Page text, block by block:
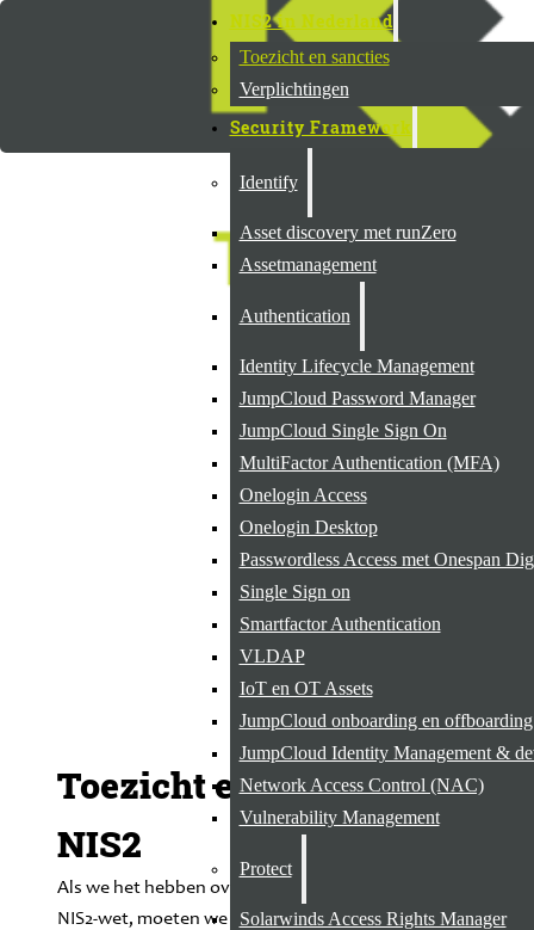
NIS2 in Nederland
Toezicht en sancties
Verplichtingen
Security Framework
Identify
Asset discovery met runZero
Assetmanagement
Authentication
Identity Lifecycle Management
JumpCloud Password Manager
JumpCloud Single Sign On
MultiFactor Authentication (MFA)
Onelogin Access
Onelogin Desktop
Passwordless Access met Onespan
Single Sign on
Smartfactor Authentication
VLDAP
IoT en OT Assets
JumpCloud onboarding en offboarding
JumpCloud Identity Management &
Network Access Control (NAC)
Vulnerability Management
Protect
Solarwinds Access Rights Manager
Toezicht en sancties
NIS2
Als we het hebben over toezicht in het kader van de
NIS2-wet, moeten we onderscheid maken tussen